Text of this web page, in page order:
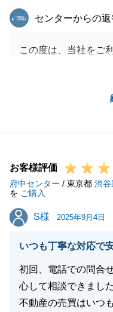
東急リバブル
センターからの返
この度は、当社をご
いた物件が一番Y様
見晴らしのいい、素
す。今後とも、宜し
お客様評価
府中センター / 東京都 渋谷
を ご購入
S様
S様 2025年9月4日
いつも丁寧な対応で
初回、電話での問合
心して相談できました
不動産の売買はいつ